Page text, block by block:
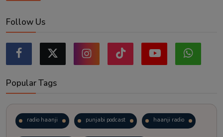
Follow Us
Popular Tags
radio haanji punjabi podcast haanji radio